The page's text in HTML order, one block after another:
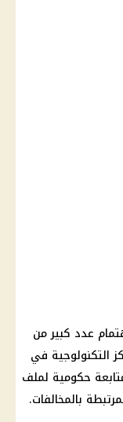
عدد كبير من
التكنولوجية في
حكومية لملف
بالمخالفات.